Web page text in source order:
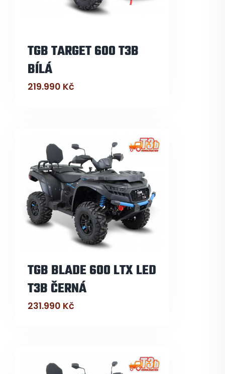
TGB TARGET 600 T3B
BÍLÁ
219.990 Kč
TGB BLADE 600 LTX LED
T3B ČERNÁ
231.990 Kč